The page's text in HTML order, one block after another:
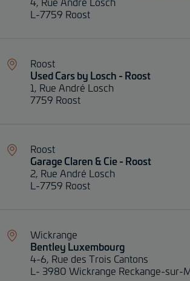
L-7759 Roost
Roost
Used Cars by Losch - Roost
1, Rue André Losch
7759 Roost
Roost
Garage Claren & Cie - Roost
2, Rue André Losch
L-7759 Roost
Wickrange
Bentley Luxembourg
4-6, Rue des Trois Cantons
L- 3980 Wickrange Reckange-sur-